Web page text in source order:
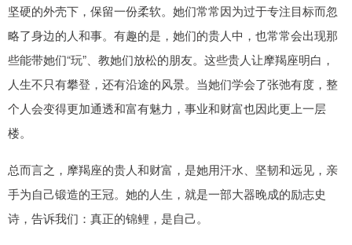
坚硬的外壳下，保留一份柔软。她们常常因为过于专注目标而忽
略了身边的人和事。有趣的是，她们的贵人中，也常常会出现那
些能带她们“玩”、教她们放松的朋友。这些贵人让摩羯座明白，
人生不只有攀登，还有沿途的风景。当她们学会了张弛有度，整
个人会变得更加通透和富有魅力，事业和财富也因此更上一层
楼。
总而言之，摩羯座的贵人和财富，是她用汗水、坚韧和远见，亲
手为自己锻造的王冠。她的人生，就是一部大器晚成的励志史
诗，告诉我们：真正的锦鲤，是自己。